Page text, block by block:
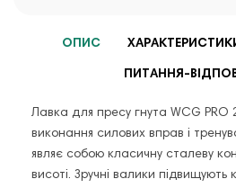
ОПИС
ПИТАННЯ-
Лавка для пресу гнута WCG PRO
виконання силових вправ і
являє собою класичну сталеву
висоті. Зручні валики